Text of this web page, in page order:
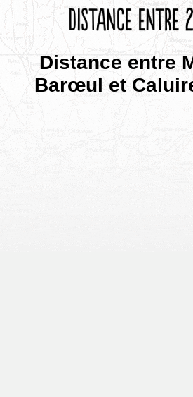
Distance entre
Barœul et